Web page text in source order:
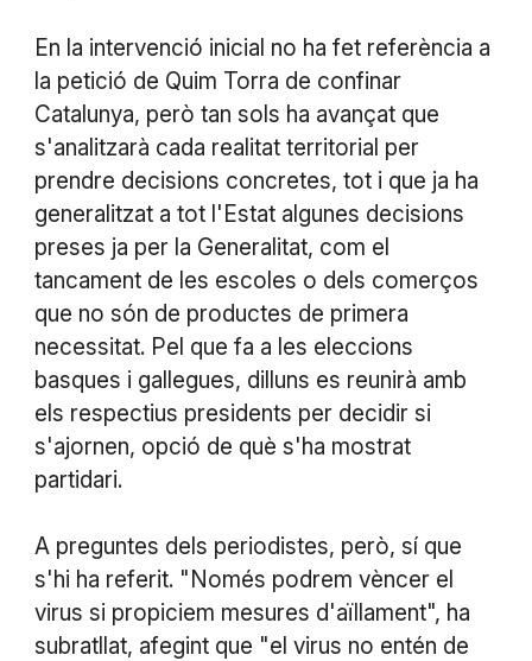
En la intervenció inicial no ha fet referència a
la petició de Quim Torra de confinar
Catalunya, però tan sols ha avançat que
s'analitzarà cada realitat territorial per
prendre decisions concretes, tot i que ja ha
generalitzat a tot l'Estat algunes decisions
preses ja per la Generalitat, com el
tancament de les escoles o dels comerços
que no són de productes de primera
necessitat. Pel que fa a les eleccions
basques i gallegues, dilluns es reunirà amb
els respectius presidents per decidir si
s'ajornen, opció de què s'ha mostrat
partidari.
A preguntes dels periodistes, però, sí que
s'hi ha referit. "Només podrem vèncer el
virus si propiciem mesures d'aïllament", ha
subratllat, afegint que "el virus no entén de